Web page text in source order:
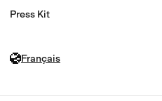
Press Kit
Français